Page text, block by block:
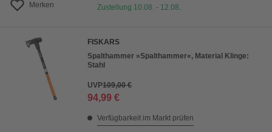
Merken
Zustellung 10.08. - 12.08.
FISKARS
Spalthammer »Spalthammer«, Material Klinge:
Stahl
UVP109,00 €
94,99 €
Verfügbarkeit im Markt prüfen